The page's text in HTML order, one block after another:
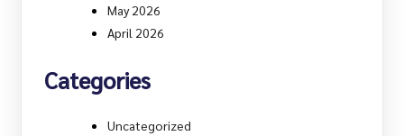
May 2026
April 2026
Categories
Uncategorized